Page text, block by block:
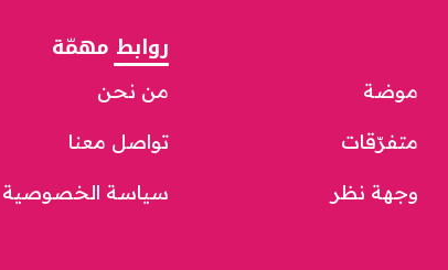
موضة
متفرّقات
وجهة نظر
روابط مهمّة
من نحن
تواصل معنا
سياسة الخصوصية